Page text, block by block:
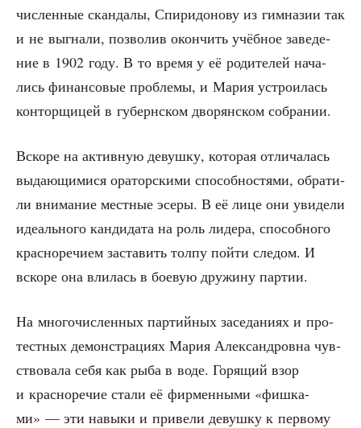
чис­лен­ные скан­да­лы, Спи­ри­до­но­ву из гим­на­зии так
и не выгна­ли, поз­во­лив окон­чить учёб­ное заве­де­
ние в 1902 году. В то вре­мя у её роди­те­лей нача­
лись финан­со­вые про­бле­мы, и Мария устро­и­лась
кон­тор­щи­цей в губерн­ском дво­рян­ском собрании.
Вско­ре на актив­ную девуш­ку, кото­рая отли­ча­лась
выда­ю­щи­ми­ся ора­тор­ски­ми спо­соб­но­стя­ми, обра­ти­
ли вни­ма­ние мест­ные эсе­ры. В её лице они уви­де­ли
иде­аль­но­го кан­ди­да­та на роль лиде­ра, спо­соб­но­го
крас­но­ре­чи­ем заста­вить тол­пу пой­ти сле­дом. И
вско­ре она вли­лась в бое­вую дру­жи­ну партии.
На мно­го­чис­лен­ных пар­тий­ных засе­да­ни­ях и про­
тестных демон­стра­ци­ях Мария Алек­сан­дров­на чув­
ство­ва­ла себя как рыба в воде. Горя­щий взор
и крас­но­ре­чие ста­ли её фир­мен­ны­ми «фиш­ка­
ми» — эти навы­ки и при­ве­ли девуш­ку к пер­во­му